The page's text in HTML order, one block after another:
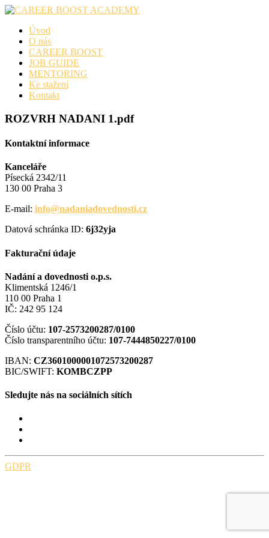
Skip
contentÚvod
O nás
CAREER BOOST
JOB GUIDE
MENTORING
Ke stažení
Kontakt
ROZVRH NADANI 1.pdf
Kontaktní informace
Kanceláře
Písecká 2342/11
130 00 Praha 3
E-mail: info@nadaniadovednosti.cz
Datová schránka ID: 6j32yja
Fakturační údaje
Nadání a dovednosti o.p.s.
Klimentská 1246/1
110 00 Praha 1
IČ: 242 95 124
Číslo účtu: 107-2573200287/0100
Číslo transparentního účtu: 107-7444850227/0100
IBAN: CZ3601000001072573200287
BIC/SWIFT: KOMBCZPP
Sledujte nás na sociálních sítích
GDPR